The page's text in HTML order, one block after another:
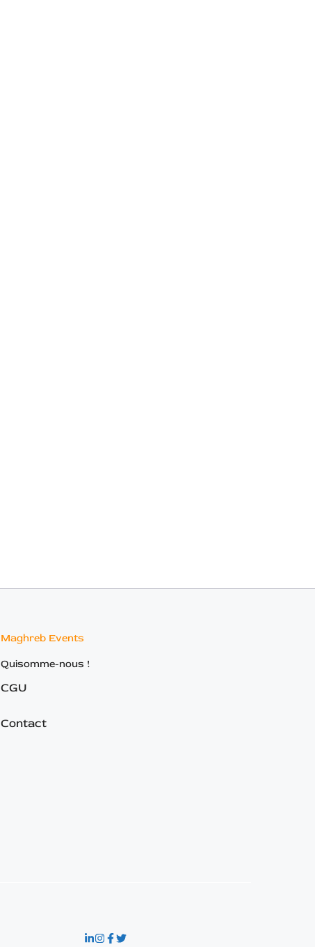
Maghreb Events
Quisomme-nous !
CGU
Contact